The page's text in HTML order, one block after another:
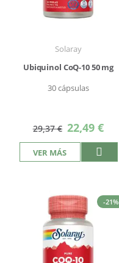
Solaray
Ubiquinol CoQ-10 50 mg
30 cápsulas
29,37 € Precio
especial
22,49 €
VER MÁS
-21%